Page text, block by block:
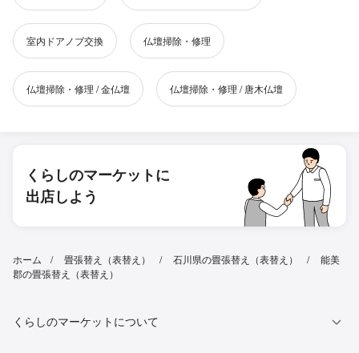
室内ドアノブ交換 仏壇掃除・修理
仏壇掃除・修理 / 金仏壇 仏壇掃除・修理 / 唐木仏壇
くらしのマーケットに
出店しよう
ホーム 畳張替え（表替え） 石川県の畳張替え（表替え）
能美
郡の畳張替え（表替え）
くらしのマーケットについて